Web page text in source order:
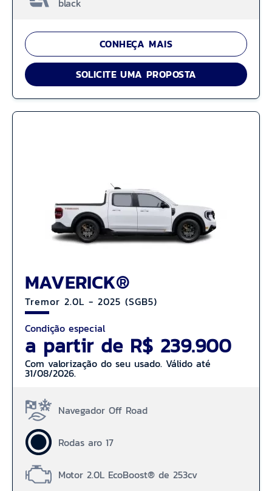
CONHEÇA MAIS
SOLICITE UMA PROPOSTA
MAVERICK®
Tremor 2.0L - 2025 (SGB5)
Condição especial
a partir de R$ 239.900
Com valorização do seu usado. Válido até
31/08/2026.
Navegador Off Road
Rodas aro 17
Motor 2.0L EcoBoost® de 253cv